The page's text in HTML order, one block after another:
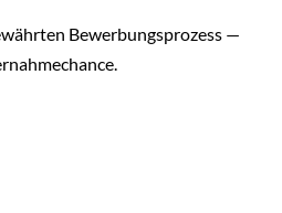
Bewerbungsprozess —